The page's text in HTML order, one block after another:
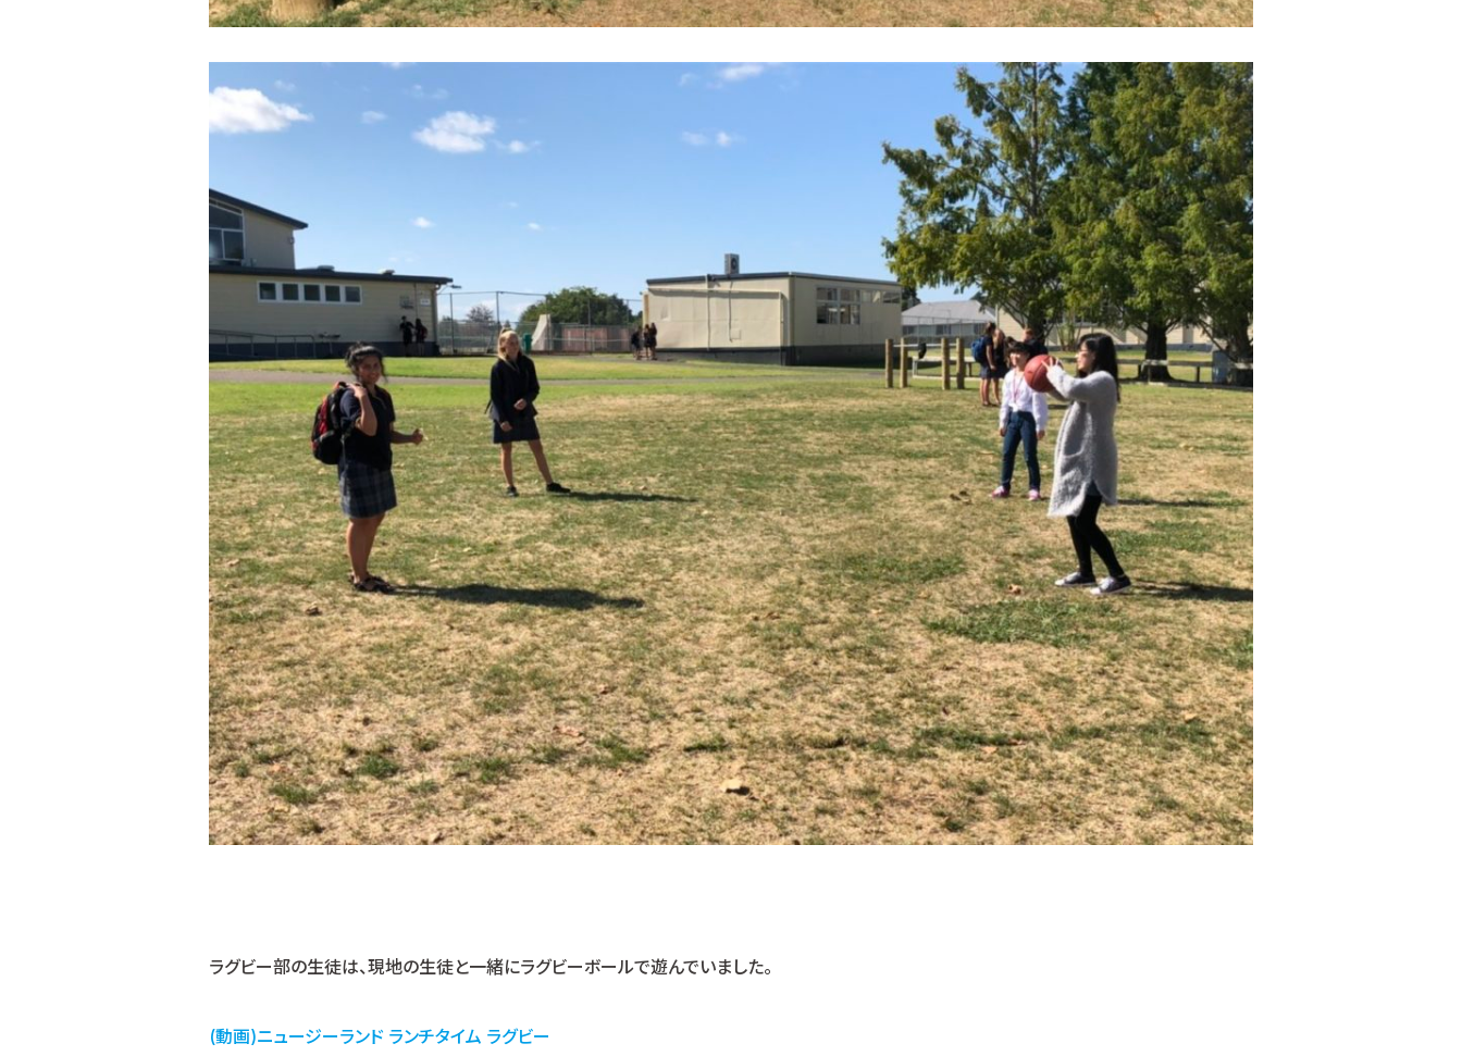
ラグビー部の生徒は、現地の生徒と一緒にラグビーボールで遊んでいました。
(動画)ニュージーランド ランチタイム ラグビー